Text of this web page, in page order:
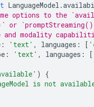
LanguageModel .
options to the
or
and modality
: 'text' , languages : [
: 'text' , languages : [
)
{
is not